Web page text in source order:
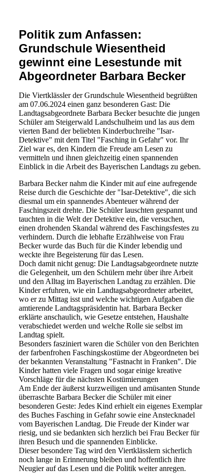
Politik zum Anfassen:
Grundschule Wiesentheid
gewinnt eine Lesestunde mit
Abgeordneter Barbara Becker
Die Viertklässler der Grundschule Wiesentheid begrüßten
am 07.06.2024 einen ganz besonderen Gast: Die
Landtagsabgeordnete Barbara Becker besuchte die jungen
Schüler am Steigerwald Landschulheim und las aus dem
vierten Band der beliebten Kinderbuchreihe "Isar-
Detektive" mit dem Titel "Fasching in Gefahr" vor. Ihr
Ziel war es, den Kindern die Freude am Lesen zu
vermitteln und ihnen gleichzeitig einen spannenden
Einblick in die Arbeit des Bayerischen Landtags zu geben.
Barbara Becker nahm die Kinder mit auf eine aufregende
Reise durch die Geschichte der "Isar-Detektive", die sich
diesmal um ein spannendes Abenteuer während der
Faschingszeit drehte. Die Schüler lauschten gespannt und
tauchten in die Welt der Detektive ein, die versuchen,
einen drohenden Skandal während des Faschingsfestes zu
verhindern. Durch die lebhafte Erzählweise von Frau
Becker wurde das Buch für die Kinder lebendig und
weckte ihre Begeisterung für das Lesen.
Doch damit nicht genug: Die Landtagsabgeordnete nutzte
die Gelegenheit, um den Schülern mehr über ihre Arbeit
und den Alltag im Bayerischen Landtag zu erzählen. Die
Kinder erfuhren, wie ein Landtagsabgeordneter arbeitet,
wo er zu Mittag isst und welche wichtigen Aufgaben die
amtierende Landtagspräsidentin hat. Barbara Becker
erklärte anschaulich, wie Gesetze entstehen, Haushalte
verabschiedet werden und welche Rolle sie selbst im
Landtag spielt.
Besonders fasziniert waren die Schüler von den Berichten
der farbenfrohen Faschingskostüme der Abgeordneten bei
der bekannten Veranstaltung "Fastnacht in Franken". Die
Kinder hatten viele Fragen und sogar einige kreative
Vorschläge für die nächsten Kostümierungen
Am Ende der äußerst kurzweiligen und amüsanten Stunde
überraschte Barbara Becker die Schüler mit einer
besonderen Geste: Jedes Kind erhielt ein eigenes Exemplar
des Buches Fasching in Gefahr sowie eine Anstecknadel
vom Bayerischen Landtag. Die Freude der Kinder war
riesig, und sie bedankten sich herzlich bei Frau Becker für
ihren Besuch und die spannenden Einblicke.
Dieser besondere Tag wird den Viertklässlern sicherlich
noch lange in Erinnerung bleiben und hoffentlich ihre
Neugier auf das Lesen und die Politik weiter anregen.